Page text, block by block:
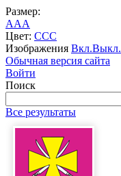
Размер:
AAA
Цвет: CCC
Изображения Вкл.Выкл.
Обычная версия сайта
Войти
Поиск
Все результаты